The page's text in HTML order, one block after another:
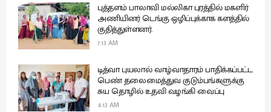
புத்தளம் பாலாவி மல்லிகா புரத்தில் மகளிர்
அணியினர் டெங்கு ஒழிப்புக்காக களத்தில்
குதித்துள்ளனர்.
7:13 AM
டித்வா புயலால் வாழ்வாதாரம் பாதிக்கப்பட்ட
பெண் தலைமைத்துவ குடும்பங்களுக்கு
சுய தொழில் உதவி வழங்கி வைப்பு
4:13 AM